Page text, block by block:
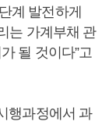
계 발전하게
는 가계부채 관
될 것이다”고
행과정에서 과